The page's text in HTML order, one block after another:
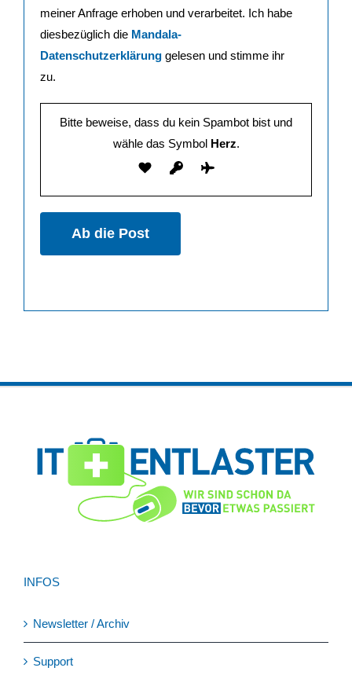
meiner Anfrage erhoben und verarbeitet. Ich habe
diesbezüglich die Mandala-
Datenschutzerklärung gelesen und stimme ihr
zu.
Bitte beweise, dass du kein Spambot bist und
wähle das SymbolHerz.
INFOS
Newsletter / Archiv
Support